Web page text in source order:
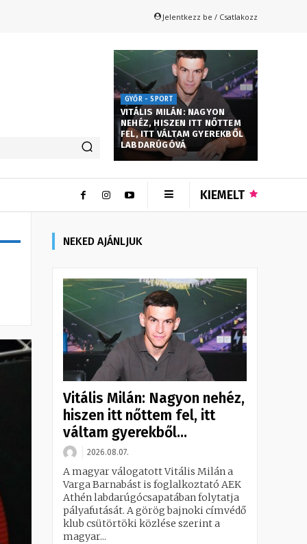
Jelentkezz be / Csatlakozz
GYŐR - SPORT
VITÁLIS MILÁN: NAGYON
NEHÉZ, HISZEN ITT NŐTTEM
FEL, ITT VÁLTAM GYEREKBŐL
LABDARÚGÓVÁ
KIEMELT
NEKED AJÁNLJUK
Vitális Milán: Nagyon nehéz,
hiszen itt nőttem fel, itt
váltam gyerekből...
2026.08.07.
A magyar válogatott Vitális Milán a
Varga Barnabást is foglalkoztató AEK
Athén labdarúgócsapatában folytatja
pályafutását. A görög bajnoki címvédő
klub csütörtöki közlése szerint a
magyar...